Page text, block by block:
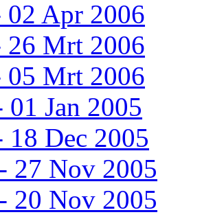
Apr 2006
Mrt 2006
05 Mrt 2006
01 Jan 2005
18 Dec 2005
27 Nov 2005
20 Nov 2005